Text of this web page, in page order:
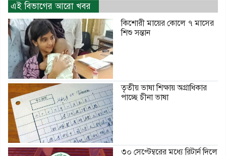
এই বিভাগের আরো খবর
কিশোরী মায়ের কোলে ৭ মাসের
শিশু সন্তান
তৃতীয় ভাষা শিক্ষায় অগ্রাধিকার
পাচ্ছে চীনা ভাষা
৩০ সেপ্টেম্বরের মধ্যে রিটার্ন দিলে